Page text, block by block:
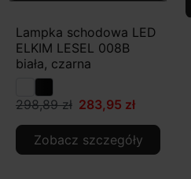
Lampka schodowa LED
ELKIM LESEL 008B
biała, czarna
298,89 zł 283,95 zł
Zobacz szczegóły